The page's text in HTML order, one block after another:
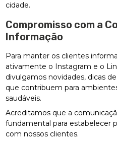
cidade.
Compromisso com a
Informação
Para manter os clientes
ativamente o Instagram e o
divulgamos novidades, dicas
que contribuem para
saudáveis.
Acreditamos que a
fundamental para estabelecer
com nossos clientes.